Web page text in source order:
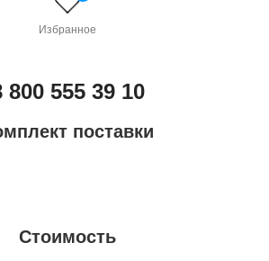
Избранное
800 555 39 10
поставки
Стоимость